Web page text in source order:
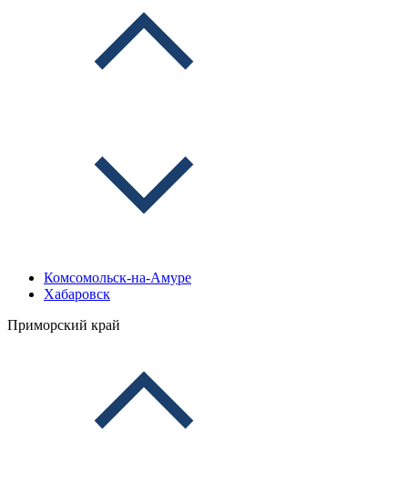
Комсомольск-на-Амуре
Хабаровск
Приморский край